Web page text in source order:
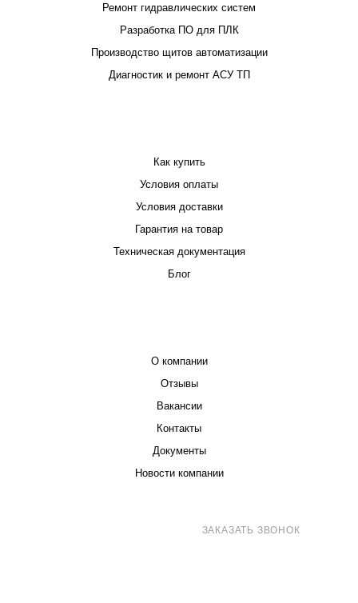
Ремонт гидравлических систем
Разработка ПО для ПЛК
Производство щитов автоматизации
Диагностик и ремонт АСУ ТП
Как купить
Условия оплаты
Условия доставки
Гарантия на товар
Техническая документация
Блог
О компании
Отзывы
Вакансии
Контакты
Документы
Новости компании
ЗАКАЗАТЬ ЗВОНОК